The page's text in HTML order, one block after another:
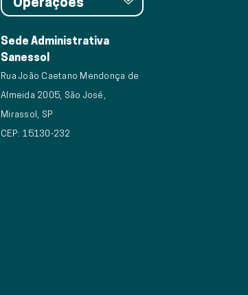
Sede Administrativa
Sanessol
Rua João Caetano Mendonça de
Almeida 2005, São José,
Mirassol, SP
CEP: 15130-232